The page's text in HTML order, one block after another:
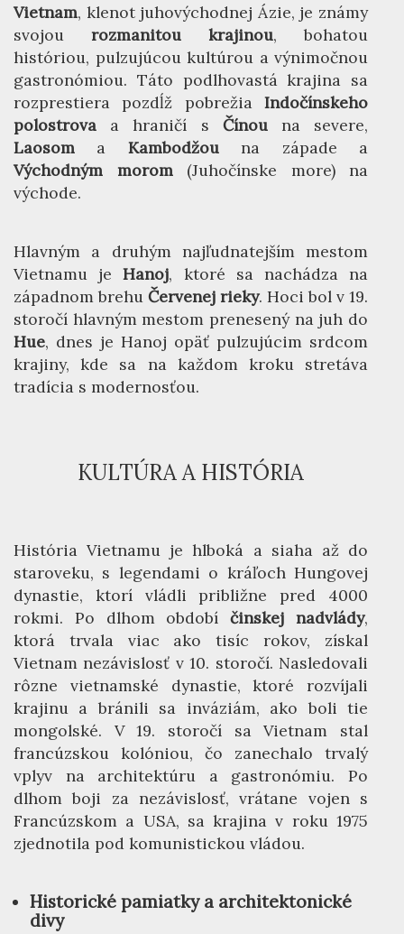
Vietnam, klenot juhovýchodnej Ázie, je známy
svojou rozmanitou krajinou, bohatou
históriou, pulzujúcou kultúrou a výnimočnou
gastronómiou. Táto podlhovastá krajina sa
rozprestiera pozdĺž pobrežia Indočínskeho
polostrova a hraničí s Čínouna severe,
Laosom a Kambodžouna západe a
Východným morom(Juhočínske more) na
východe.
Hlavným a druhým najľudnatejším mestom
Vietnamu jeHanoj, ktoré sa nachádza na
západnom brehu Červenej rieky. Hoci bol v 19.
storočí hlavným mestom prenesený na juh do
Hue, dnes je Hanoj opäť pulzujúcim srdcom
krajiny, kde sa na každom kroku stretáva
tradícia s modernosťou.
KULTÚRA A HISTÓRIA
História Vietnamu je hlboká a siaha až do
staroveku, s legendami o kráľoch Hungovej
dynastie, ktorí vládli približne pred 4000
rokmi. Po dlhom obdobíčinskej nadvlády,
ktorá trvala viac ako tisíc rokov, získal
Vietnam nezávislosť v 10. storočí. Nasledovali
rôzne vietnamské dynastie, ktoré rozvíjali
krajinu a bránili sa inváziám, ako boli tie
mongolské. V 19. storočí sa Vietnam stal
francúzskou kolóniou, čo zanechalo trvalý
vplyv na architektúru a gastronómiu. Po
dlhom boji za nezávislosť, vrátane vojen s
Francúzskom a USA, sa krajina v roku 1975
zjednotila pod komunistickou vládou.
Historické pamiatky a architektonické
divy